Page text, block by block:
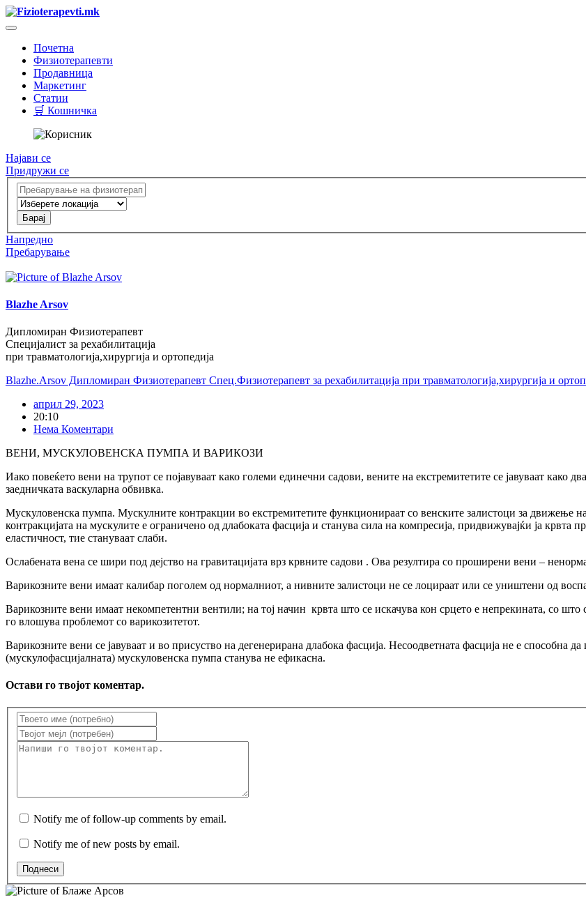
Почетна
Физиотерапевти
Продавница
Маркетинг
Статии
🛒 Кошничка
Најави се
Придружи се
Напредно
Пребарување
Blazhe Arsov
Дипломиран Физиотерапевт
Специјалист за рехабилитација
при травматологија,хирургија и ортопедија
Blazhe.Arsov Дипломиран Физиотерапевт Спец.Физиотерапевт за рехабилитација при травматологија,хирургија и
април 29, 2023
20:10
Нема Коментари
ВЕНИ, МУСКУЛОВЕНСКА ПУМПА И ВАРИКОЗИ
Иако повеќето вени на трупот се појавуваат како големи единечни садови, вените на екстремитетите се јавуваат како
заедничката васкуларна обвивка.
Мускуловенска пумпа. Мускулните контракции во екстремитетите функционираат со венските залистоци за движење
контракцијата на мускулите е ограничено од длабоката фасција и станува сила на компресија, придвижувајќи ја крвта
еластичност, тие стануваат слаби.
Ослабената вена се шири под дејство на гравитацијата врз крвните садови . Ова резултира со проширени вени –
Варикозните вени имаат калибар поголем од нормалниот, а нивните залистоци не се лоцираат или се уништени од
Варикозните вени имаат некомпетентни вентили; на тој начин крвта што се искачува кон срцето е непрекината, со
го влошува проблемот со варикозитетот.
Варикозните вени се јавуваат и во присуство на дегенерирана длабока фасција. Несоодветната фасција не е способна
(мускулофасцијалната) мускуловенска пумпа станува не ефикасна.
Остави го твојот коментар.
Notify me of follow-up comments by email.
Notify me of new posts by email.
Поднеси